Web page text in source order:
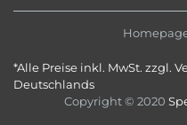
*Alle Preise inkl. MwSt. zzgl.
Deutschlands
Copyright © 2020